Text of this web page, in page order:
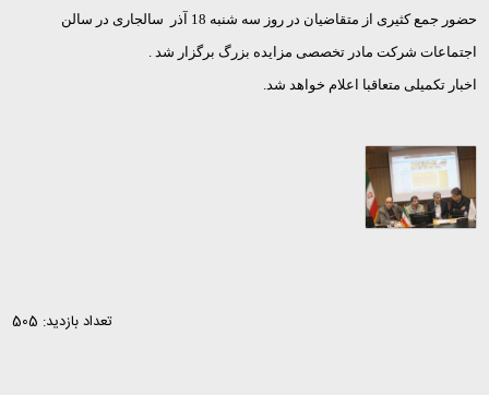
حضور جمع کثیری از متقاضیان در روز سه شنبه 18 آذر سالجاری در سالن
اجتماعات شرکت مادر تخصصی مزایده بزرگ برگزار شد .
اخبار تکمیلی متعاقبا اعلام خواهد شد.
تعداد بازدید: 505